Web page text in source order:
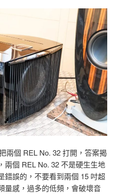
兩個 REL No. 32 打開，答案揭
兩個 REL No. 32 不是硬生生地
錯誤的，不要看到兩個 15 吋超
量感，過多的低頻，會破壞音